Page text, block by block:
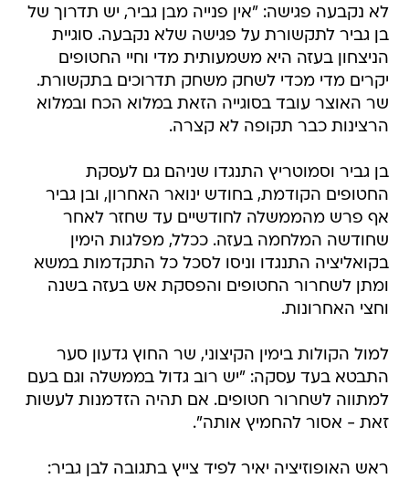
לא נקבעה פגישה: "אין פנייה מבן גביר, יש תדרוך של
בן גביר לתקשורת על פגישה שלא נקבעה. סוגיית
הניצחון בעזה היא משמעותית מדי וחיי החטופים
יקרים מדי מכדי לשחק משחק תדרוכים בתקשורת.
שר האוצר עובד בסוגייה הזאת במלוא הכח ובמלוא
הרצינות כבר תקופה לא קצרה.
בן גביר וסמוטריץ התנגדו שניהם גם לעסקת
החטופים הקודמת, בחודש ינואר האחרון, ובן גביר
אף פרש מהממשלה לחודשיים עד שחזר לאחר
שחודשה המלחמה בעזה. ככלל, מפלגות הימין
בקואליציה התנגדו וניסו לסכל כל התקדמות במשא
ומתן לשחרור החטופים והפסקת אש בעזה בשנה
וחצי האחרונות.
למול הקולות בימין הקיצוני, שר החוץ גדעון סער
התבטא בעד עסקה: "יש רוב גדול בממשלה וגם בעם
למתווה לשחרור חטופים. אם תהיה הזדמנות לעשות
זאת - אסור להחמיץ אותה".
ראש האופוזיציה יאיר לפיד צייץ בתגובה לבן גביר: